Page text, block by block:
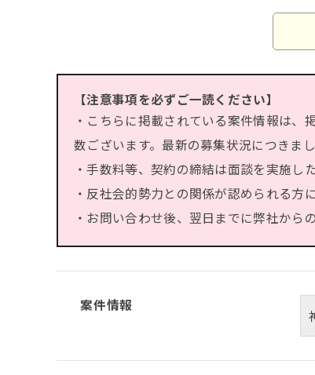
【注意事項を必ずご一読ください】
・こちらに掲載されている案件情報は
数ございます。最新の募集状況につきま
・手数料等、契約の締結は面談を実施し
・反社会的勢力との関係が認められる
・お問い合わせ後、翌日までに弊社か
案件情報